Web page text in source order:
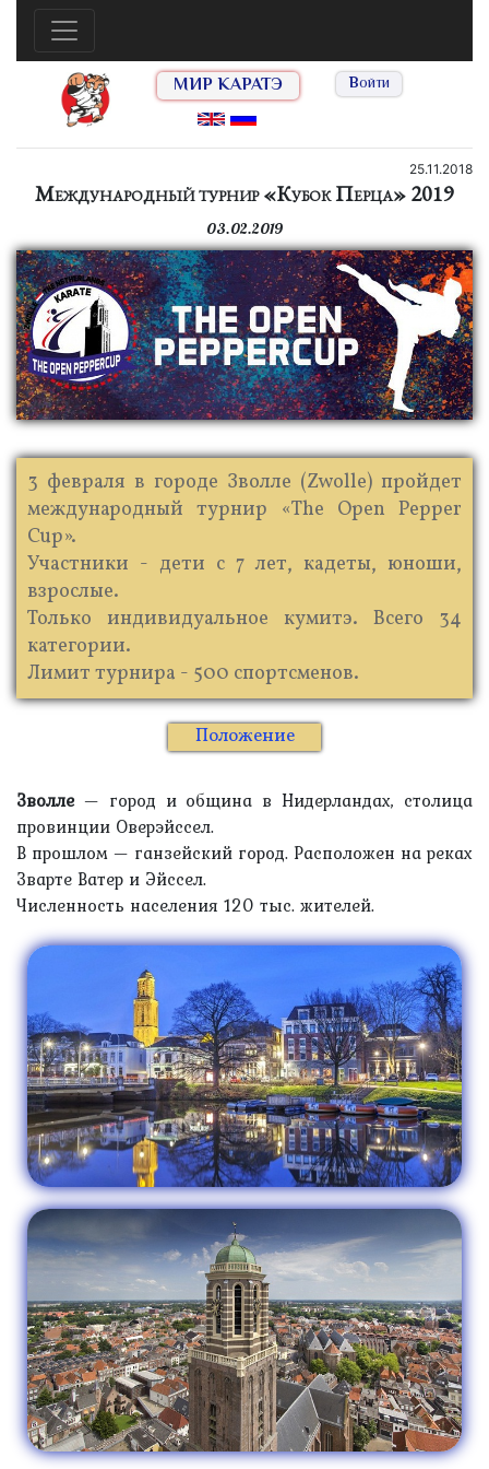
МИР КАРАТЭ Войти
25.11.2018
Международный турнир «Кубок Перца» 2019
03.02.2019
3 февраля в городе Зволле (Zwolle) пройдет
международный турнир «The Open Pepper
Cup».
Участники - дети с 7 лет, кадеты, юноши,
взрослые.
Только индивидуальное кумитэ. Всего 34
категории.
Лимит турнира - 500 спортсменов.
Положение
Зволле— город и община в Нидерландах, столица
провинции Оверэйссел.
В прошлом — ганзейский город. Расположен на реках
Зварте Ватер и Эйссел.
Численность населения 120 тыс. жителей.